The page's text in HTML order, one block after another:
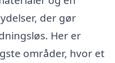
der gør
Her er
områder, hvor et